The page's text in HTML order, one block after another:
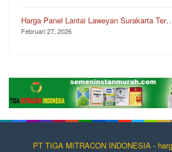
Harga Panel Lantai Laweyan Surakarta
Februari 27, 2026
PT TIGA MITRACON INDONESIA -